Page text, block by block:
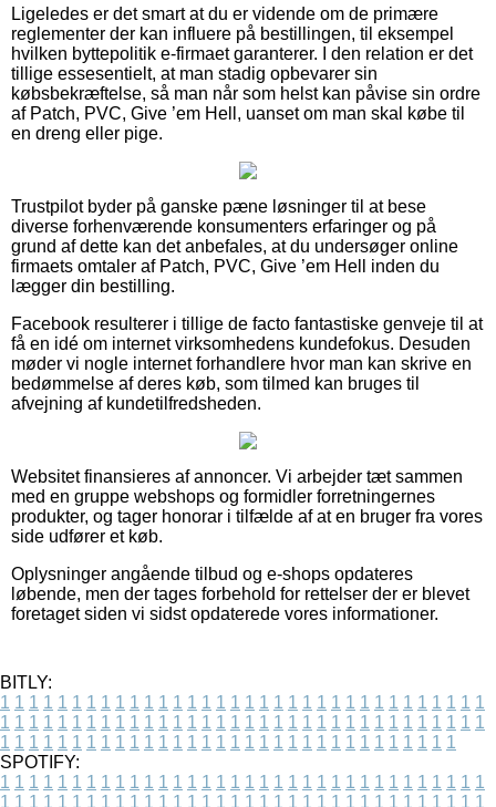
Ligeledes er det smart at du er vidende om de primære
reglementer der kan influere på bestillingen, til eksempel
hvilken byttepolitik e-firmaet garanterer. I den relation er det
tillige essesentielt, at man stadig opbevarer sin
købsbekræftelse, så man når som helst kan påvise sin ordre
af Patch, PVC, Give ’em Hell, uanset om man skal købe til
en dreng eller pige.
Trustpilot byder på ganske pæne løsninger til at bese
diverse forhenværende konsumenters erfaringer og på
grund af dette kan det anbefales, at du undersøger online
firmaets omtaler af Patch, PVC, Give ’em Hell inden du
lægger din bestilling.
Facebook resulterer i tillige de facto fantastiske genveje til at
få en idé om internet virksomhedens kundefokus. Desuden
møder vi nogle internet forhandlere hvor man kan skrive en
bedømmelse af deres køb, som tilmed kan bruges til
afvejning af kundetilfredsheden.
Websitet finansieres af annoncer. Vi arbejder tæt sammen
med en gruppe webshops og formidler forretningernes
produkter, og tager honorar i tilfælde af at en bruger fra vores
side udfører et køb.
Oplysninger angående tilbud og e-shops opdateres
løbende, men der tages forbehold for rettelser der er blevet
foretaget siden vi sidst opdaterede vores informationer.
BITLY:
1 1 1 1 1 1 1 1 1 1 1 1 1 1 1 1 1 1 1 1 1 1 1 1 1 1 1 1 1 1 1 1 1 1
1 1 1 1 1 1 1 1 1 1 1 1 1 1 1 1 1 1 1 1 1 1 1 1 1 1 1 1 1 1 1 1 1 1
1 1 1 1 1 1 1 1 1 1 1 1 1 1 1 1 1 1 1 1 1 1 1 1 1 1 1 1 1 1 1 1
SPOTIFY:
1 1 1 1 1 1 1 1 1 1 1 1 1 1 1 1 1 1 1 1 1 1 1 1 1 1 1 1 1 1 1 1 1 1
1 1 1 1 1 1 1 1 1 1 1 1 1 1 1 1 1 1 1 1 1 1 1 1 1 1 1 1 1 1 1 1 1 1